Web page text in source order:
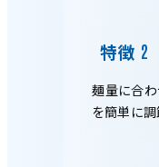
特徴
麺量に合わ
を簡単に調